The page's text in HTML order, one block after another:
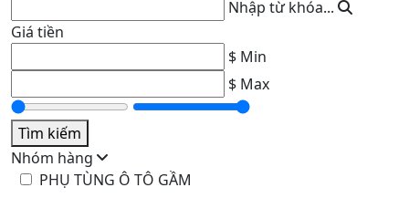
Nhập từ khóa...
Giá tiền
$ Min
$ Max
Tìm kiếm
Nhóm hàng
PHỤ TÙNG Ô TÔ GẦM